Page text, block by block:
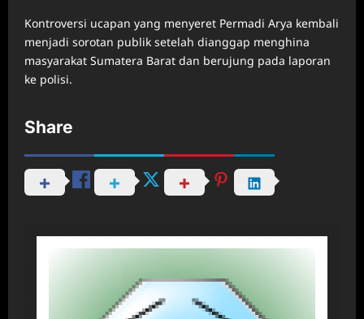
Kontroversi ucapan yang menyeret Permadi Arya kembali
menjadi sorotan publik setelah dianggap menghina
masyarakat Sumatera Barat dan berujung pada laporan
ke polisi.
Share